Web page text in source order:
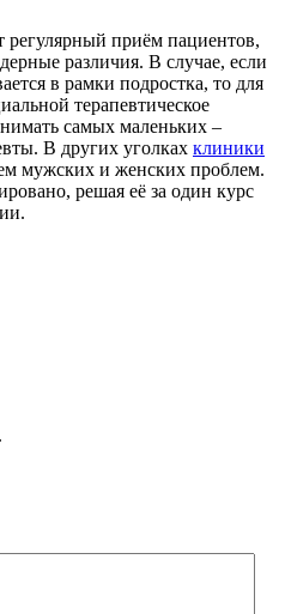
регулярный приём пациентов,
различия. В случае, если
в рамки подростка, то для
терапевтическое
самых маленьких –
В других уголках клиники
мужских и женских проблем.
решая её за один курс